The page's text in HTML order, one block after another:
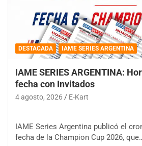
DESTACADA IAME SERIES ARGENTINA
IAME SERIES ARGENTINA:
fecha con Invitados
4 agosto, 2026 E-Kart
IAME Series Argentina publicó el
fecha de la Champion Cup 2026,